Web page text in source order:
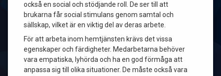
också en social och stödjande roll. De ser till att
brukarna får social stimulans genom samtal och
sällskap, vilket är en viktig del av deras arbete.
För att arbeta inom hemtjänsten krävs det vissa
egenskaper och färdigheter. Medarbetarna behöver
vara empatiska, lyhörda och ha en god förmåga att
anpassa sig till olika situationer. De måste också vara